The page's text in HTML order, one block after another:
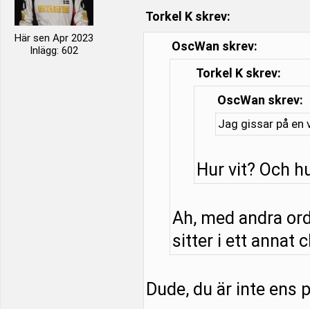
Här sen Apr 2023
Inlägg: 602
Torkel K skrev:
OscWan skrev:
Torkel K skrev:
OscWan skrev:
Jag gissar på en
Hur vit? Och
Ah, med andra
sitter i ett annat
Dude, du är inte ens